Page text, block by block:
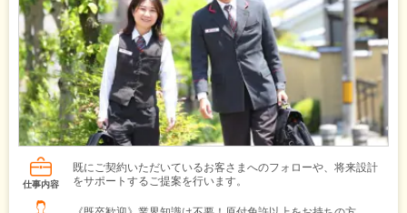
仕事内容
既にご契約いただいているお客さまへのフォローや、将来設計
をサポートするご提案を行います。